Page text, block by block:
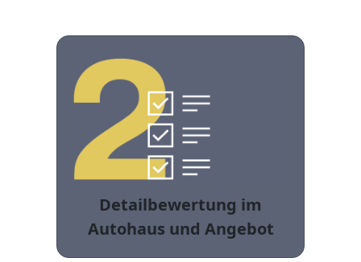
Detailbewertung im
Autohaus und Angebot